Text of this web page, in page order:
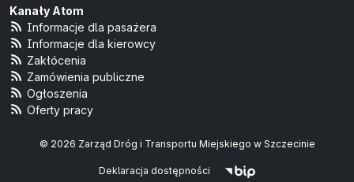
Kanały Atom
Informacje dla pasażera
Informacje dla kierowcy
Zakłócenia
Zamówienia publiczne
Ogłoszenia
Oferty pracy
© 2026 Zarząd Dróg i Transportu Miejskiego w Szczecinie
Deklaracja dostępności